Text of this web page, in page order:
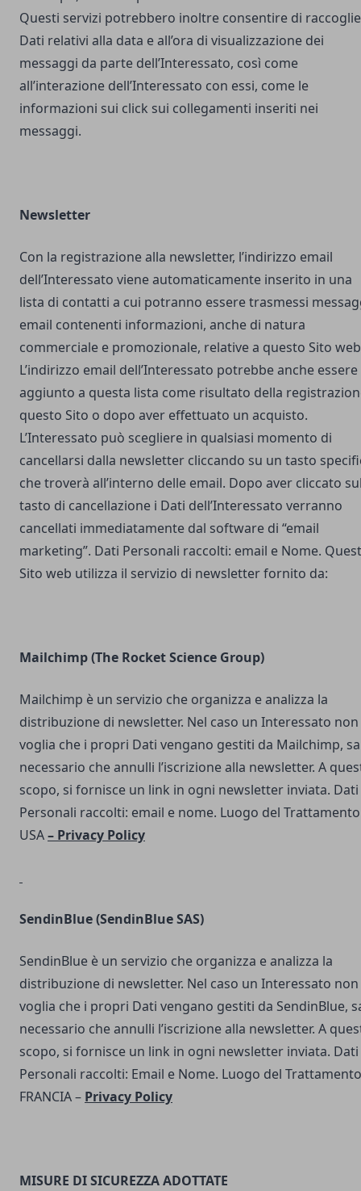
Questi servizi potrebbero inoltre consentire di
Dati relativi alla data e all’ora di visualizzazione dei
messaggi da parte dell’Interessato, così come
all’interazione dell’Interessato con essi, come le
informazioni sui click sui collegamenti inseriti nei
messaggi.
Newsletter
Con la registrazione alla newsletter, l’indirizzo email
dell’Interessato viene automaticamente inserito in una
lista di contatti a cui potranno essere trasmessi
email contenenti informazioni, anche di natura
commerciale e promozionale, relative a questo Sito
L’indirizzo email dell’Interessato potrebbe anche essere
aggiunto a questa lista come risultato della
questo Sito o dopo aver effettuato un acquisto.
L’Interessato può scegliere in qualsiasi momento di
cancellarsi dalla newsletter cliccando su un tasto
che troverà all’interno delle email. Dopo aver cliccato
tasto di cancellazione i Dati dell’Interessato verranno
cancellati immediatamente dal software di “email
marketing”. Dati Personali raccolti: email e Nome.
Sito web utilizza il servizio di newsletter fornito da:
Mailchimp (The Rocket Science Group)
Mailchimp è un servizio che organizza e analizza la
distribuzione di newsletter. Nel caso un Interessato non
voglia che i propri Dati vengano gestiti da Mailchimp,
necessario che annulli l’iscrizione alla newsletter. A
scopo, si fornisce un link in ogni newsletter inviata. Dati
Personali raccolti: email e nome. Luogo del
USA– Privacy Policy
SendinBlue(SendinBlue SAS)
SendinBlue è un servizio che organizza e analizza la
distribuzione di newsletter. Nel caso un Interessato non
voglia che i propri Dati vengano gestiti da SendinBlue,
necessario che annulli l’iscrizione alla newsletter. A
scopo, si fornisce un link in ogni newsletter inviata. Dati
Personali raccolti: Email e Nome. Luogo del
FRANCIA – Privacy Policy
MISURE DI SICUREZZA ADOTTATE